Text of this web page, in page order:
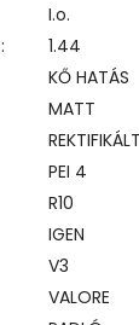
I.o.
1.44
KŐ HATÁS
MATT
REKTIFIKÁLT
PEI 4
R10
IGEN
V3
VALORE